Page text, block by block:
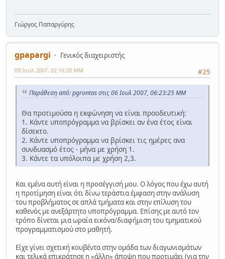
Γιώργος Παπαργύρης
gpapargi
Γενικός διαχειριστής
#25
09 Ιουλ 2007, 02:16:20 ΜΜ
Παράθεση από: pgrontas στις 06 Ιουλ 2007, 06:23:25 ΜΜ
Θα προτιμούσα η εκφώνηση να είναι προοδευτική:
1. Κάντε υποπρόγραμμα να βρίσκει αν ένα έτος είναι
δίσεκτο.
2. Κάντε υποπρόγραμμα να βρίσκει τις ημέρες ανα
συνδυασμό έτος - μήνα με χρήση 1.
3. Κάντε τα υπόλοιπα με χρήση 2,3.
Και εμένα αυτή είναι η προσέγγισή μου. Ο λόγος που έχω αυτή
η προτίμηση είναι ότι δίνω τεράστια έμφαση στην ανάλυση
του προβλήματος σε απλά τμήματα και στην επίλυση του
καθενός με ανεξάρτητο υποπρόγραμμα. Επίσης με αυτό τον
τρόπο δίνεται μια ωραία εικόνα/διαφήμιση του τμηματικού
προγραμματισμού στο μαθητή.
Είχε γίνει σχετική κουβέντα στην ομάδα των διαγωνισμάτων
και τελικά επικράτησε η «άλλη» άποψη που προτιμάει (για την